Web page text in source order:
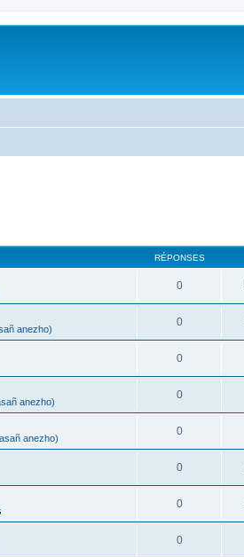
RÉPONSES
0
anezho)
0
0
anezho)
0
anezho)
0
0
0
0